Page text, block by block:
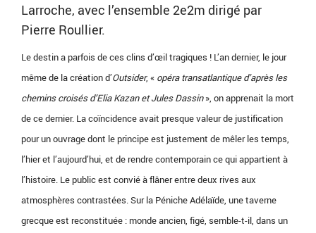
Larroche, avec l’ensemble 2e2m dirigé par
Pierre Roullier.
Le destin a parfois de ces clins d’œil tragiques ! L’an dernier, le jour
même de la création d’Outsider, « opéra transatlantique d’après les
chemins croisés d’Elia Kazan et Jules Dassin», on apprenait la mort
de ce dernier. La coïncidence avait presque valeur de justification
pour un ouvrage dont le principe est justement de mêler les temps,
l’hier et l’aujourd’hui, et de rendre contemporain ce qui appartient à
l’histoire. Le public est convié à flâner entre deux rives aux
atmosphères contrastées. Sur la Péniche Adélaïde, une taverne
grecque est reconstituée : monde ancien, figé, semble-t-il, dans un